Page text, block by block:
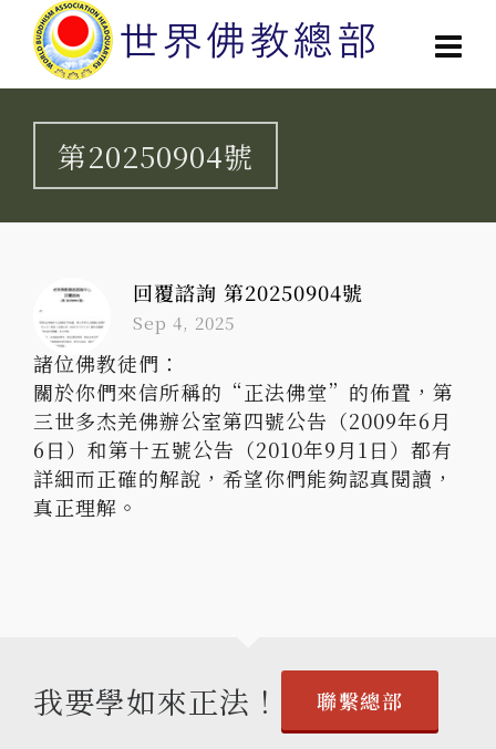
第20250904號
回覆諮詢 第20250904號
Sep 4, 2025
諸位佛教徒們：
關於你們來信所稱的“正法佛堂”的佈置，第
三世多杰羌佛辦公室第四號公告（2009年6月
6日）和第十五號公告（2010年9月1日）都有
詳細而正確的解說，希望你們能夠認真閱讀，
真正理解。
我要學如來正法！ 聯繫總部